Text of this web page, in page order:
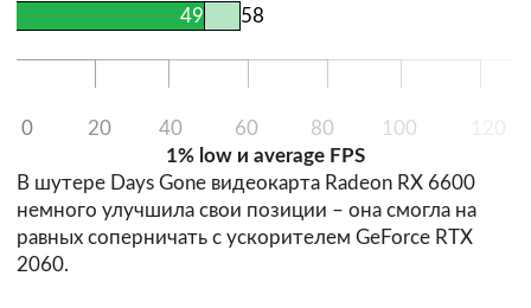
49
58
0 20 40 60 80 100
1% low и average FPS
В шутере Days Gone видеокарта Radeon RX 6600
немного улучшила свои позиции – она смогла на
равных соперничать с ускорителем GeForce RTX
2060.